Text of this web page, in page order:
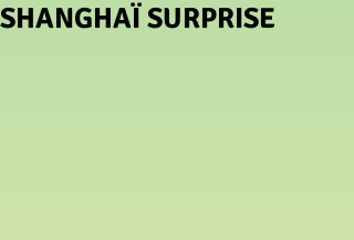
SHANGHAÏ SURPRISE